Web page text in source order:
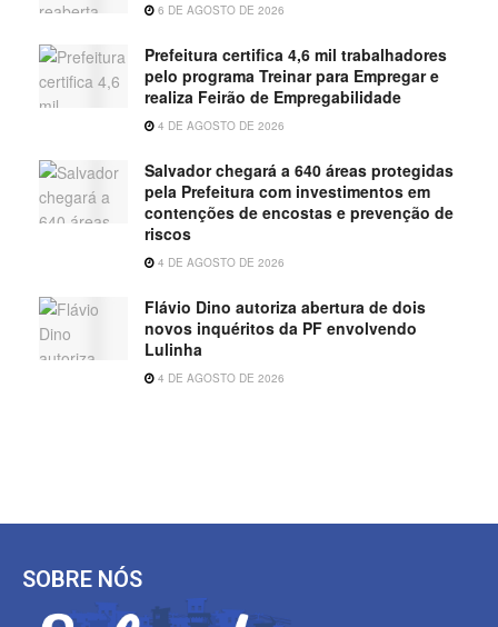
6 DE AGOSTO DE 2026
Prefeitura certifica 4,6 mil trabalhadores
pelo programa Treinar para Empregar e
realiza Feirão de Empregabilidade
4 DE AGOSTO DE 2026
Salvador chegará a 640 áreas protegidas
pela Prefeitura com investimentos em
contenções de encostas e prevenção de
riscos
4 DE AGOSTO DE 2026
Flávio Dino autoriza abertura de dois
novos inquéritos da PF envolvendo
Lulinha
4 DE AGOSTO DE 2026
SOBRE NÓS